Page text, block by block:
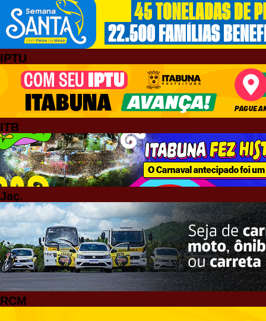
IPTU
ITB
Jaç.
RCM